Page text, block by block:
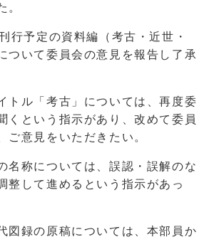
。
行予定の資料編（考古・近世・
ついて委員会の意見を報告し了承
トル「考古」については、再度委
くという指示があり、改めて委員
ご意見をいただきたい。
名称については、誤認・誤解のな
整して進めるという指示があっ
図録の原稿については、本部員か